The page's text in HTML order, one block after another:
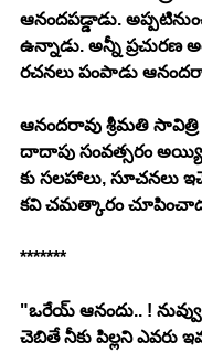
ఆనందపడ్డాడు.
ఉన్నాడు. అన్నీ
రచనలు పంపాడు
ఆనందరావు శ్రీమతి
దాదాపు సంవత్సరం
కు సలహాలు, సూచనలు
కవి చమత్కారం
*******
"ఒరేయ్ ఆనందు.. !
చెబితే నీకు పిల్లని ఎవరు